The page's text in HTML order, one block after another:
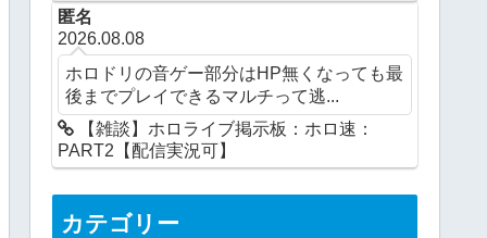
匿名
2026.08.08
ホロドリの音ゲー部分はHP無くなっても最
後までプレイできるマルチって逃...
【雑談】ホロライブ掲示板：ホロ速：
PART2【配信実況可】
カテゴリー